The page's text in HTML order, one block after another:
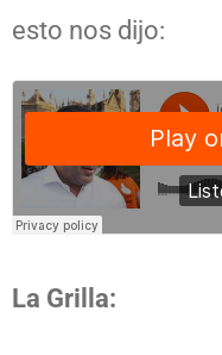
esto nos dijo:
La Grilla: